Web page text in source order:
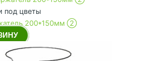
под цветы
200*150мм ➁